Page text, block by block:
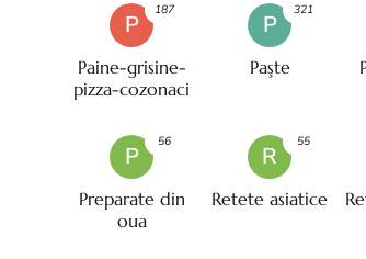
P
Paine-grisine-
pizza-cozonaci
187
P
Paşte
321
P
Preparate din
oua
56
R
Retete asiatice
55